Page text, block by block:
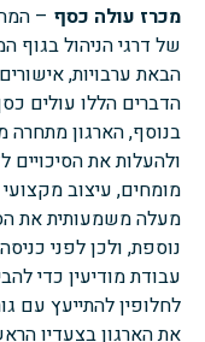
מכרז עולה כסף –
של דרגי הניהול בגוף
הבאת ערבויות,
הדברים הללו עולים
בנוסף, הארגון מתחרה
ולהעלות את הסיכויים
מומחים, עיצוב
מעלה משמעותית את
נוספת, ולכן לפני
עבודת מודיעין כדי
לחלופין להתייעץ עם
את הארגון בצעדיו